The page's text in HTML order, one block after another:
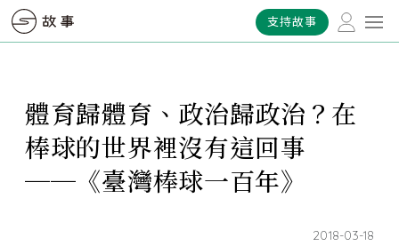
支持故事
體育歸體育、政治歸政治？在
棒球的世界裡沒有這回事
──《臺灣棒球一百年》
2018-03-18